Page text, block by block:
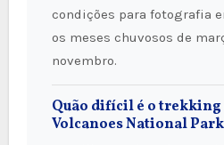
condições para fotografia
os meses chuvosos de
novembro.
Quão difícil é o
Volcanoes National